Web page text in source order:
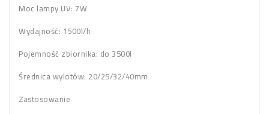
Moc lampy UV: 7W
Wydajność: 1500l/h
Pojemność zbiornika: do 3500l
Średnica wylotów: 20/25/32/40mm
Zastosowanie